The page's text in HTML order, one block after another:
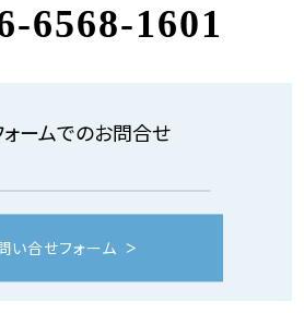
6568-1601
ームでのお問合せ
い合せフォーム